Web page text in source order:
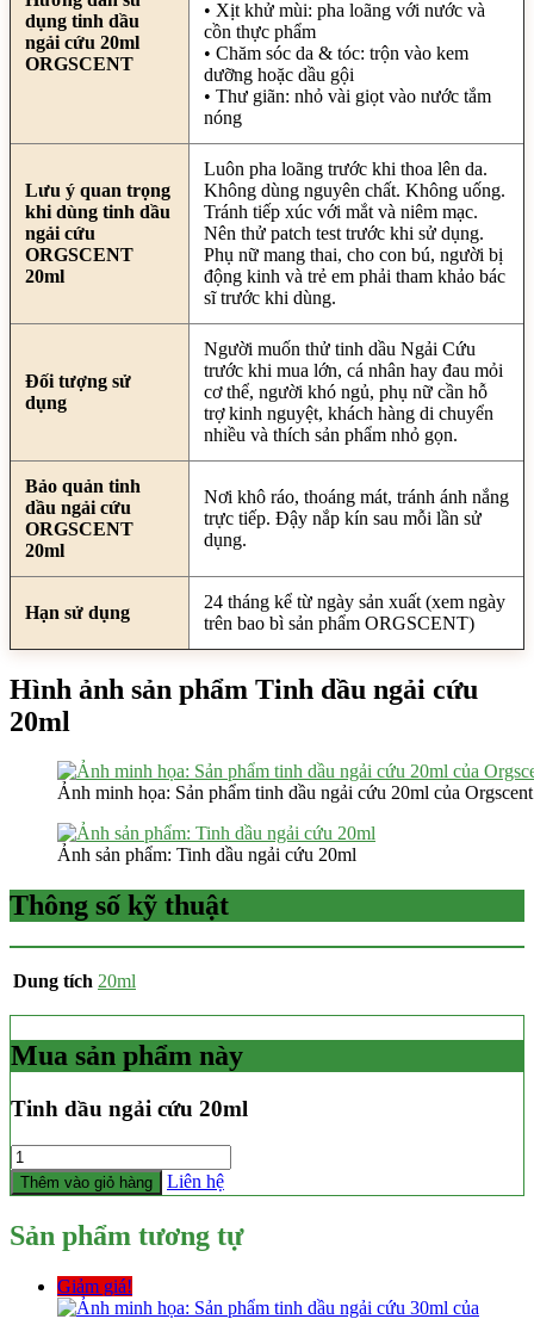
dụng tinh dầu
ngải cứu 20ml
ORGSCENT
• Xịt khử mùi: pha loãng với nước và
cồn thực phẩm
• Chăm sóc da & tóc: trộn vào kem
dưỡng hoặc dầu gội
• Thư giãn: nhỏ vài giọt vào nước tắm
nóng
Lưu ý quan trọng
khi dùng tinh dầu
ngải cứu
ORGSCENT
20ml
Luôn pha loãng trước khi thoa lên da.
Không dùng nguyên chất. Không uống.
Tránh tiếp xúc với mắt và niêm mạc.
Nên thử patch test trước khi sử dụng.
Phụ nữ mang thai, cho con bú, người bị
động kinh và trẻ em phải tham khảo bác
sĩ trước khi dùng.
Đối tượng sử
dụng
Người muốn thử tinh dầu Ngải Cứu
trước khi mua lớn, cá nhân hay đau mỏi
cơ thể, người khó ngủ, phụ nữ cần hỗ
trợ kinh nguyệt, khách hàng di chuyển
nhiều và thích sản phẩm nhỏ gọn.
Bảo quản tinh
dầu ngải cứu
ORGSCENT
20ml
Nơi khô ráo, thoáng mát, tránh ánh nắng
trực tiếp. Đậy nắp kín sau mỗi lần sử
dụng.
Hạn sử dụng
24 tháng kể từ ngày sản xuất (xem ngày
trên bao bì sản phẩm ORGSCENT)
Hình ảnh sản phẩm Tinh dầu ngải cứu
20ml
Ảnh minh họa: Sản phẩm tinh dầu ngải cứu 20ml của Orgscent
Ảnh sản phẩm: Tinh dầu ngải cứu 20ml
Thông số kỹ thuật
Dung tích 20ml
Mua sản phẩm này
Tinh dầu ngải cứu 20ml
Số
lượng
Thêm vào giỏ hàng Liên hệ
Sản phẩm tương tự
Giảm giá!